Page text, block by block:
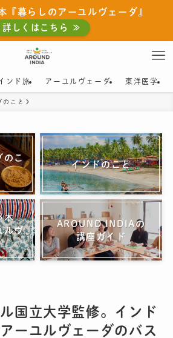
『暮らしのアーユルヴェーダ』
詳しくはこちら ≫
ンド旅 アーユルヴェーダ 東洋医学
のこと
のこ
インドのこと
本
ルヴ
AROUND INDIAの
講座ガイド
国立大学監修。インド
ーユルヴェーダのバス